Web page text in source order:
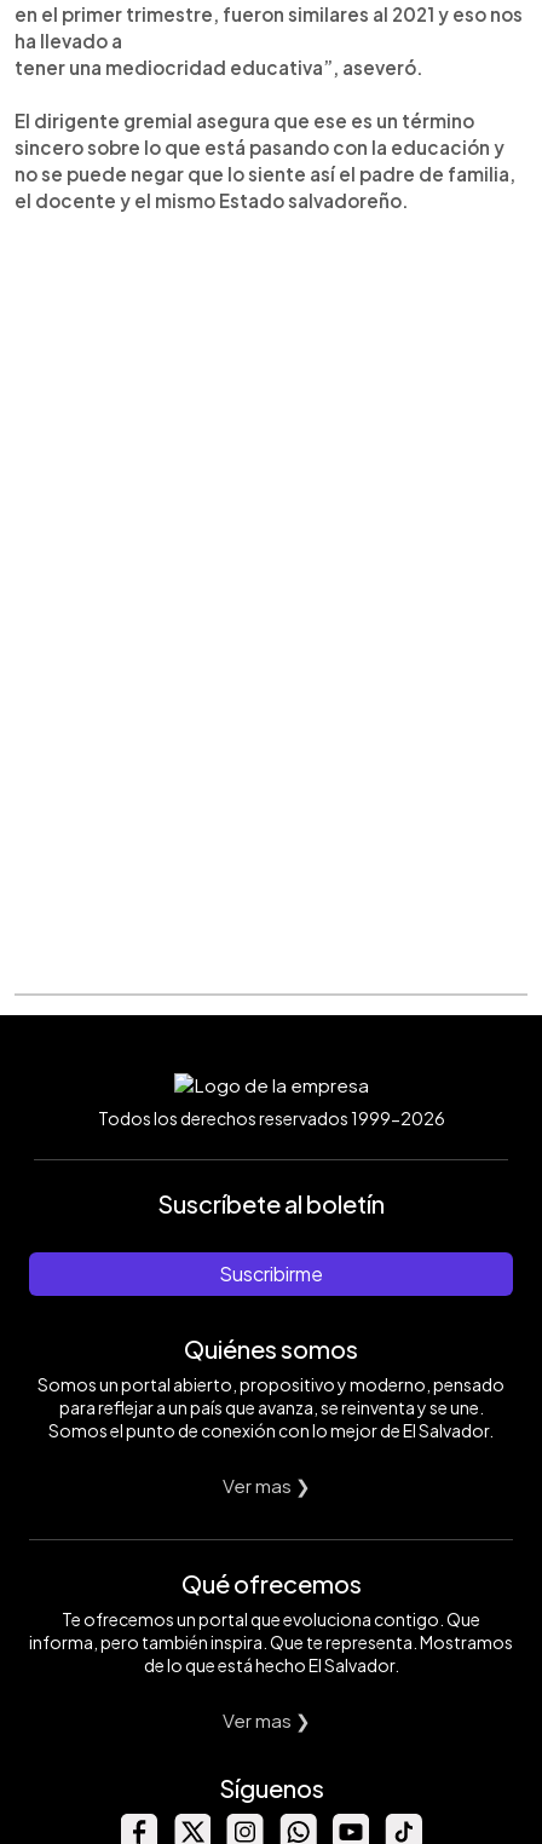
en el primer trimestre, fueron similares al 2021 y eso nos
ha llevado a
tener una mediocridad educativa”, aseveró.
El dirigente gremial asegura que ese es un término
sincero sobre lo que está pasando con la educación y
no se puede negar que lo siente así el padre de familia,
el docente y el mismo Estado salvadoreño.
Todos los derechos reservados 1999-2026
Suscríbete al boletín
Suscribirme
Quiénes somos
Somos un portal abierto, propositivo y moderno, pensado
para reflejar a un país que avanza, se reinventa y se une.
Somos el punto de conexión con lo mejor de El Salvador.
Ver mas ❯
Qué ofrecemos
Te ofrecemos un portal que evoluciona contigo. Que
informa, pero también inspira. Que te representa. Mostramos
de lo que está hecho El Salvador.
Ver mas ❯
Síguenos